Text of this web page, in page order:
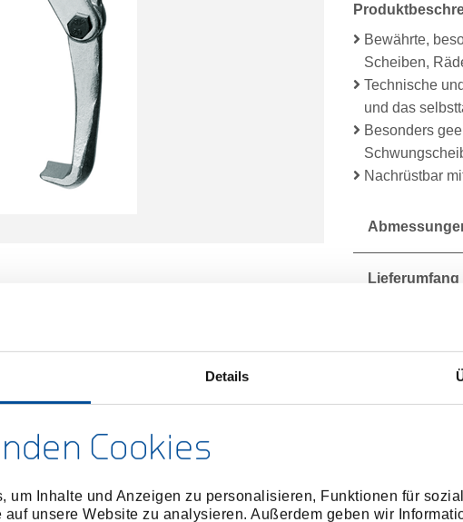
Details
Cookies
um Inhalte und Anzeigen zu personalisieren, Funktionen für
unsere Website zu analysieren. Außerdem geben wir
Bewährte,
Scheiben,
Technische
und das
Besonders
Nachrüstbar
Lieferumfang
Technische